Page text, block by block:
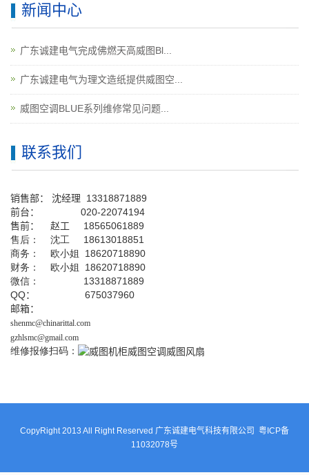
新闻中心
广东诚建电气完成佛燃天高威图Bl...
广东诚建电气为理文造纸提供威图空...
威图空调BLUE系列维修常见问题...
联系我们
销售部： 沈经理 13318871889
前台： 020-22074194
售前： 赵工 18565061889
售后： 沈工 18613018851
商务： 欧小姐 18620718890
财务： 欧小姐 18620718890
微信： 13318871889
QQ： 675037960
邮箱：
shenmc@chinarittal.com
gzhlsmc@gmail.com
维修报修扫码：
CopyRight 2013 All Right Reserved 广东诚建电气科技有限公司 粤ICP备
11032078号